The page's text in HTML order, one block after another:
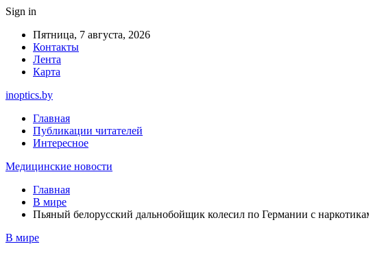
Sign in
Пятница, 7 августа, 2026
Контакты
Лента
Карта
inoptics.by
Главная
Публикации читателей
Интересное
Медицинские новости
Главная
В мире
Пьяный белорусский дальнобойщик колесил по Германии с
В мире